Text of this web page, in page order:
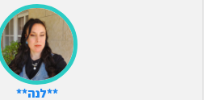
**לנה**